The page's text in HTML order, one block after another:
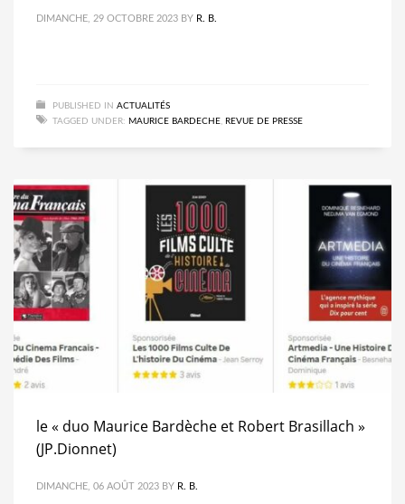
DIMANCHE, 29 OCTOBRE 2023 BY R. B.
PUBLISHED IN ACTUALITÉS
TAGGED UNDER: MAURICE BARDECHE REVUE DE PRESSE
le « duo Maurice Bardèche et Robert Brasillach »
(JP.Dionnet)
DIMANCHE, 06 AOÛT 2023 BY R. B.